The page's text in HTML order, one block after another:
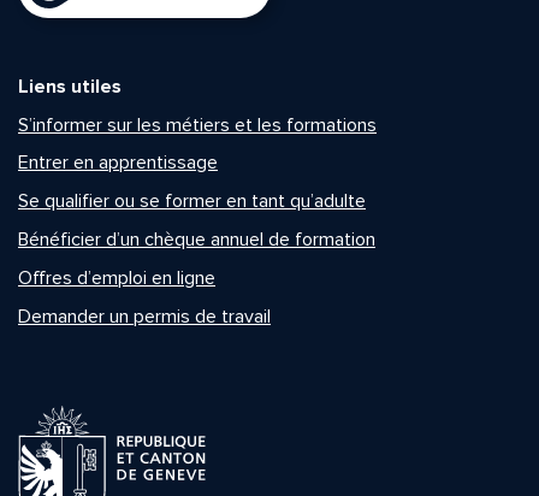
Liens utiles
S’informer sur les métiers et les formations
Entrer en apprentissage
Se qualifier ou se former en tant qu’adulte
Bénéficier d’un chèque annuel de formation
Offres d’emploi en ligne
Demander un permis de travail